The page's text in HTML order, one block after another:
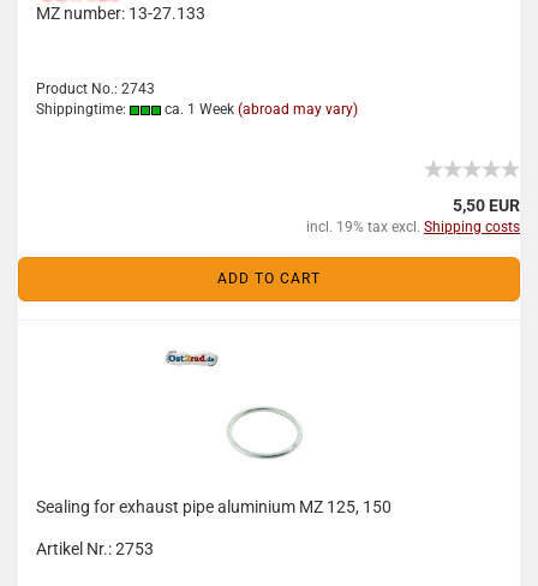
MZ number: 13-27.133
Product No.: 2743
Shippingtime:
ca. 1 Week (abroad may vary)
5,50 EUR
incl. 19% tax excl. Shipping costs
ADD TO CART
Sealing for exhaust pipe aluminium MZ 125, 150
Artikel Nr.: 2753